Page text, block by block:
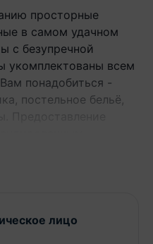
просторные
в самом удачном
с безупречной
укомплектованы всем
понадобиться -
постельное бельё,
лицо